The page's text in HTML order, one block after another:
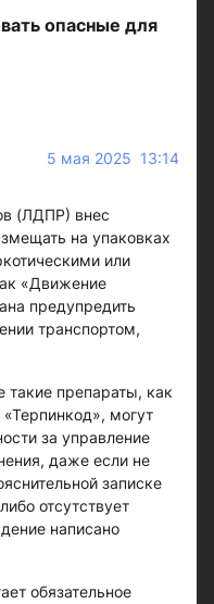
опасные для
5 мая 2025 13:14
(ЛДПР) внес
на упаковках
или
«Движение
предупредить
транспортом,
препараты, как
могут
за управление
даже если не
записке
отсутствует
написано
обязательное